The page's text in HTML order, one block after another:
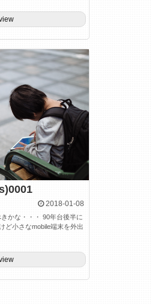
2018-01-08
かな・・・ 90年台後半に
ど小さなmobile端末を外出